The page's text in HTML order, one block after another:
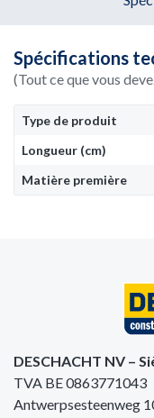
Spécifications
(Tout ce que vous
Type de produit
Longueur (cm)
Matière première
DESCHACHT NV –
TVA BE 0863771043
Antwerpsesteenweg